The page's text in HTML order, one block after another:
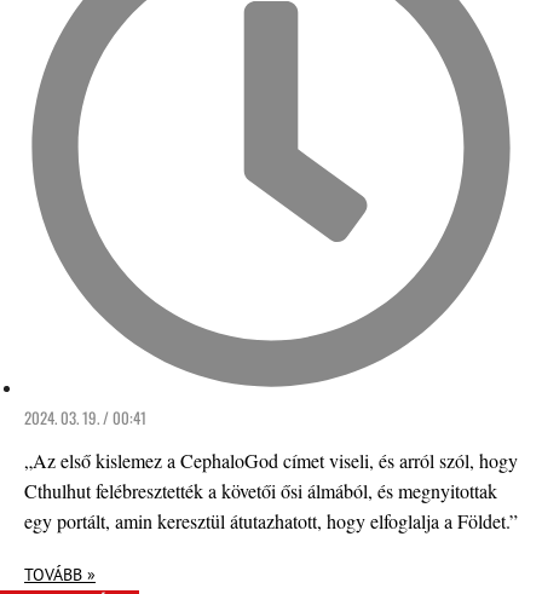
2024. 03. 19. / 00:41
„Az első kislemez a CephaloGod címet viseli, és arról szól, hogy
Cthulhut felébresztették a követői ősi álmából, és megnyitottak
egy portált, amin keresztül átutazhatott, hogy elfoglalja a Földet.”
TOVÁBB »